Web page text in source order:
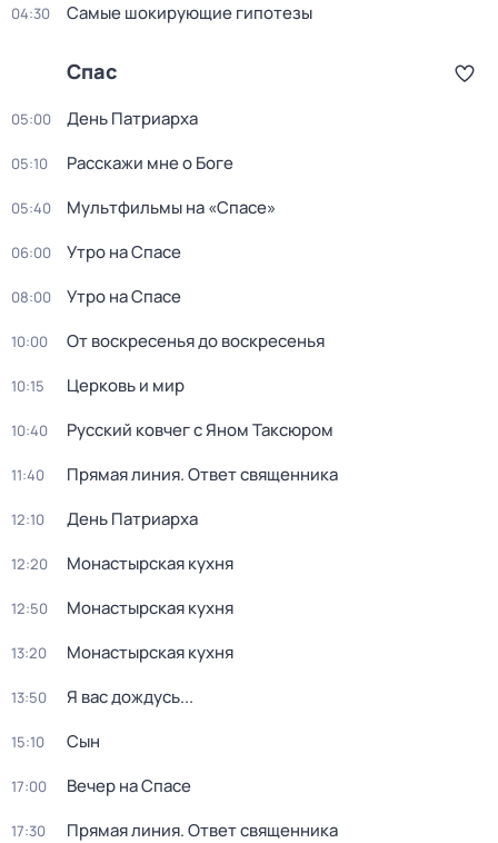
04:30 Самые шoкиpующие гипотезы
Спас
05:00 Дeнь Патриаpха
05:10 Расскажи мне о Боге
05:40 Мультфильмы на «Спасе»
06:00 Утро на Спасе
08:00 Утро на Спасе
10:00 От воскресенья до воскресенья
10:15 Церковь и мир
10:40 Русский ковчег с Яном Таксюром
11:40 Прямая линия. Ответ священника
12:10 Дeнь Патриаpха
12:20 Монастырская кухня
12:50 Монастырская кухня
13:20 Монастырская кухня
13:50 Я вас дождусь...
15:10 Сын
17:00 Вечер на Спасе
17:30 Прямая линия. Ответ священника